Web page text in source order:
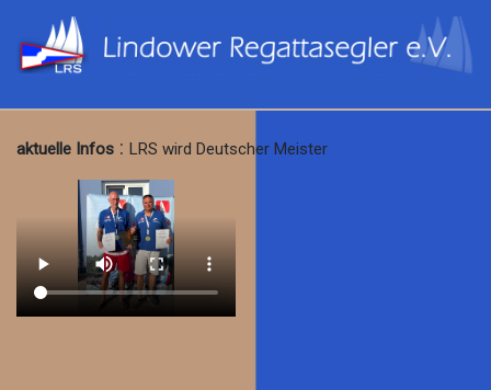
aktuelle Infos : LRS wird Deutscher Meister